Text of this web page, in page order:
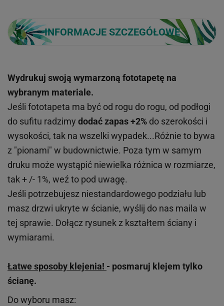
INFORMACJE SZCZEGÓŁOWE
Wydrukuj swoją wymarzoną fototapetę na
wybranym materiale.
Jeśli fototapeta ma być od rogu do rogu, od podłogi
do sufitu radzimy dodać zapas +2% do szerokości i
wysokości, tak na wszelki wypadek...Różnie to bywa
z "pionami" w budownictwie. Poza tym w samym
druku może wystąpić niewielka różnica w rozmiarze,
tak + /- 1%, weź to pod uwagę.
Jeśli potrzebujesz niestandardowego podziału lub
masz drzwi ukryte w ścianie, wyślij do nas maila w
tej sprawie. Dołącz rysunek z kształtem ściany i
wymiarami.
Łatwe sposoby klejenia! - posmaruj klejem tylko
ścianę.
Do wyboru masz: